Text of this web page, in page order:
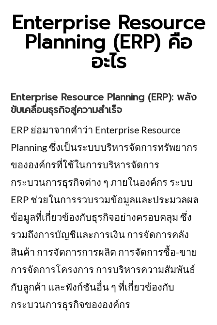
Enterprise Resource
Planning (ERP) คือ
อะไร
Enterprise Resource Planning (ERP): พลัง
ขับเคลื่อนธุรกิจสู่ความสำเร็จ
ERP ย่อมาจากคำว่า Enterprise Resource
Planning ซึ่งเป็นระบบบริหารจัดการทรัพยากร
ขององค์กรที่ใช้ในการบริหารจัดการ
กระบวนการธุรกิจต่าง ๆ ภายในองค์กร ระบบ
ERP ช่วยในการรวบรวมข้อมูลและประมวลผล
ข้อมูลที่เกี่ยวข้องกับธุรกิจอย่างครอบคลุม ซึ่ง
รวมถึงการบัญชีและการเงิน การจัดการคลัง
สินค้า การจัดการการผลิต การจัดการซื้อ-ขาย
การจัดการโครงการ การบริหารความสัมพันธ์
กับลูกค้า และฟังก์ชันอื่น ๆ ที่เกี่ยวข้องกับ
กระบวนการธุรกิจขององค์กร